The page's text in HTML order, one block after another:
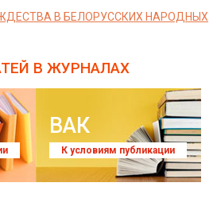
В БЕЛОРУССКИХ НАРОДНЫХ
В ЖУРНАЛАХ
ВАК
К условиям публикации